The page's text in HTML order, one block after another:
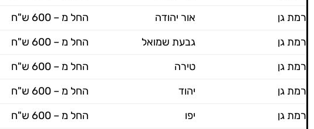
רמת גן
אור יהודה
החל מ – 600 ש"ח
רמת גן
גבעת שמואל
החל מ – 600 ש"ח
רמת גן
טירה
החל מ – 600 ש"ח
רמת גן
יהוד
החל מ – 600 ש"ח
רמת גן
יפו
החל מ – 600 ש"ח